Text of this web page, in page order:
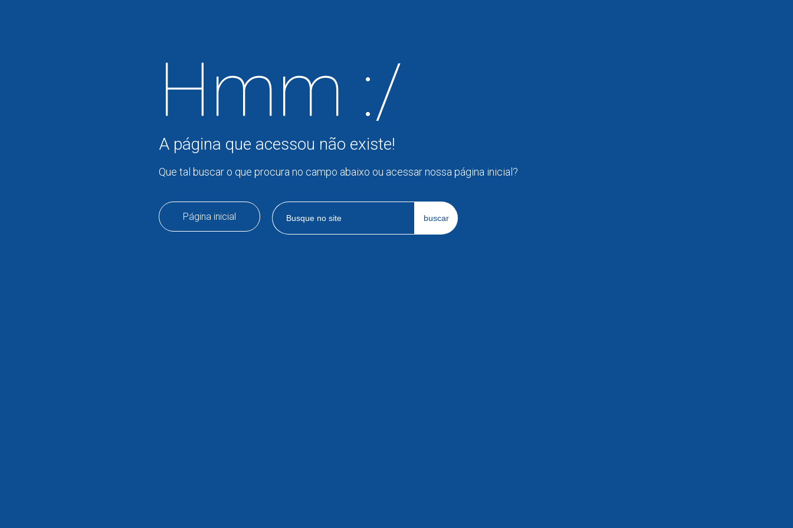
Hmm :/
A página que acessou não existe!
Que tal buscar o que procura no campo abaixo ou acessar nossa página inicial?
Página inicial